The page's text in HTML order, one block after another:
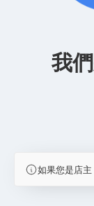
我
如果您是店主